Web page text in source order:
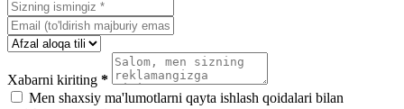
Xabarni kiriting *
Men shaxsiy ma'lumotlarni qayta ishlash qoidalari bilan